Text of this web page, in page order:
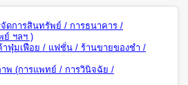
จัดการสินทรัพย์ / การธนาคาร /
ย์ ฯลฯ )
ฟุ่มเฟือย / แฟชั่น / ร้านขายของชำ /
พ (การแพทย์ / การวินิจฉัย /